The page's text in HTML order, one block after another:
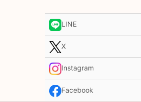
LINE
X
Instagram
Facebook